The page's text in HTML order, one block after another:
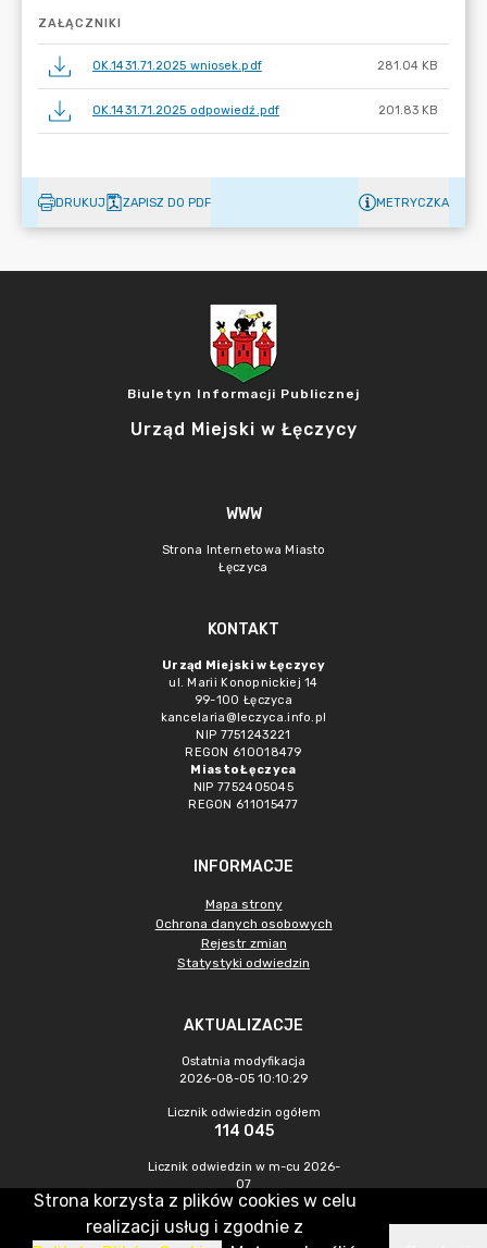
ZAŁĄCZNIKI
OK.1431.71.2025 wniosek.pdf 281.04 KB
OK.1431.71.2025 odpowiedź.pdf 201.83 KB
DRUKUJ ZAPISZ DO PDF METRYCZKA
Biuletyn Informacji Publicznej
Urząd Miejski w Łęczycy
WWW
Strona Internetowa Miasto
Łęczyca
KONTAKT
Urząd Miejski w Łęczycy
ul. Marii Konopnickiej 14
99-100 Łęczyca
kancelaria@leczyca.info.pl
NIP 7751243221
REGON 610018479
Miasto Łęczyca
NIP 7752405045
REGON 611015477
INFORMACJE
Mapa strony
Ochrona danych osobowych
Rejestr zmian
Statystyki odwiedzin
AKTUALIZACJE
Ostatnia modyfikacja
2026-08-05 10:10:29
Licznik odwiedzin ogółem
114 045
Licznik odwiedzin w m-cu 2026-
07
564
Strona korzysta z plików cookies w celu
realizacji usług i zgodnie z